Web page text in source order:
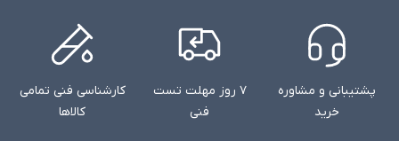
پشتیبانی و مشاوره
خرید
۷ روز مهلت تست
فنی
کارشناسی فنی تمامی
کالاها